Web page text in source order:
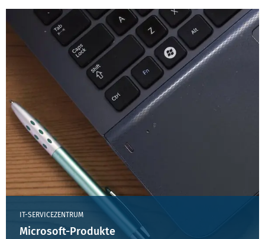
IT-SERVICEZENTRUM
Microsoft-Produkte